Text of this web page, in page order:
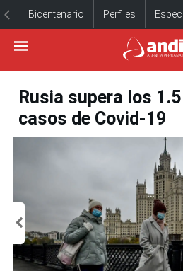
Bicentenario Perfiles
Rusia supera los
casos de Covid-19